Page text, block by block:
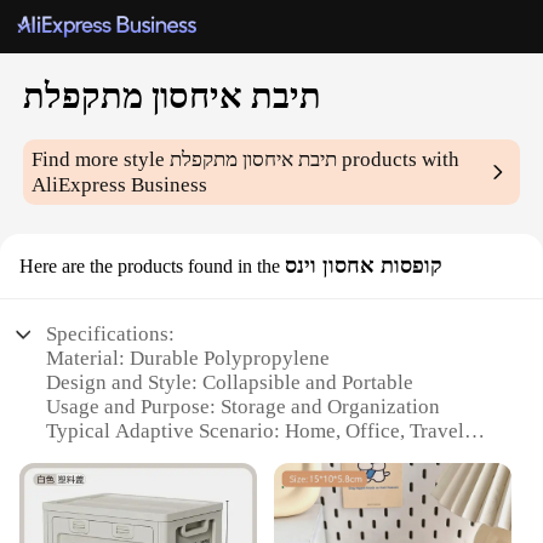
תיבת איחסון מתקפלת
Find more styleתיבת איחסון מתקפלת products with
AliExpress Business
Here are the products found in the קופסות אחסון וינס
Specifications:
Material: Durable Polypropylene
Design and Style: Collapsible and Portable
Usage and Purpose: Storage and Organization
Typical Adaptive Scenario: Home, Office, Travel
Lightweight
Performance and Property: Sturdy and Eco-Friendly